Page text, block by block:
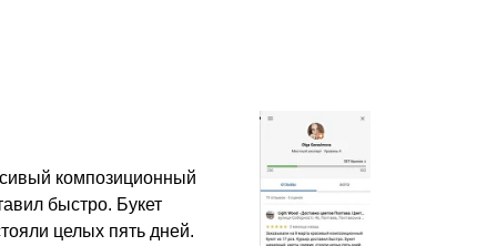
композиционный
быстро. Букет
целых пять дней.